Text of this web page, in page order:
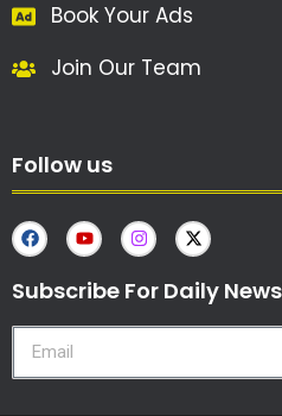
Book Your Ads
Join Our Team
Follow us
Subscribe For Daily